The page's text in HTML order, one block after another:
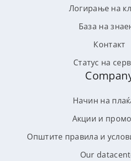
Логирање на
База на
Контакт
Статус на
Начин на
Акции и
Општите правила и
Our